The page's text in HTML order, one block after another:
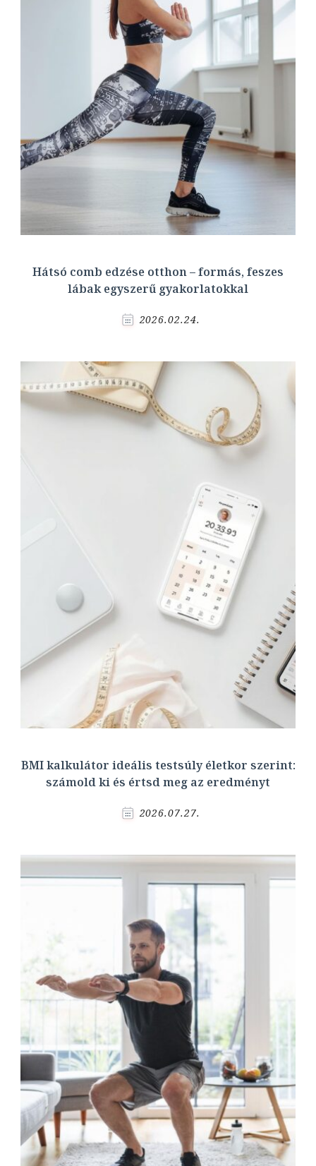
Hátsó comb edzése otthon – formás, feszes
lábak egyszerű gyakorlatokkal
2026.02.24.
BMI kalkulátor ideális testsúly életkor szerint:
számold ki és értsd meg az eredményt
2026.07.27.